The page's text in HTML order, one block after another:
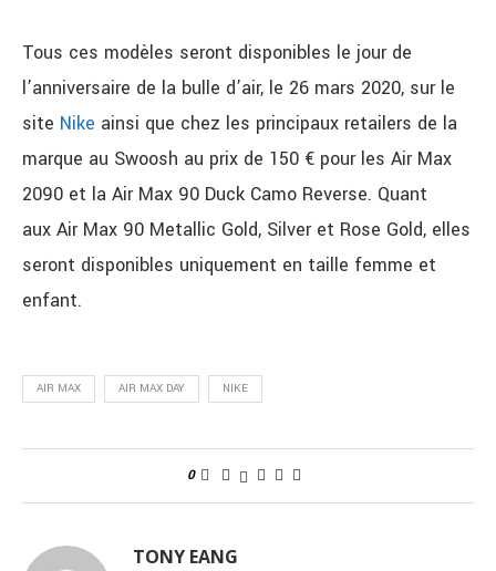
Tous ces modèles seront disponibles le jour de
l’anniversaire de la bulle d’air, le 26 mars 2020, sur le
site Nike ainsi que chez les principaux retailers de la
marque au Swoosh au prix de 150 € pour les Air Max
2090 et la Air Max 90 Duck Camo Reverse. Quant
aux Air Max 90 Metallic Gold, Silver et Rose Gold, elles
seront disponibles uniquement en taille femme et
enfant.
AIR MAX AIR MAX DAY NIKE
0
TONY EANG